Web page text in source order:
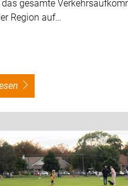
gesamte
Region auf…